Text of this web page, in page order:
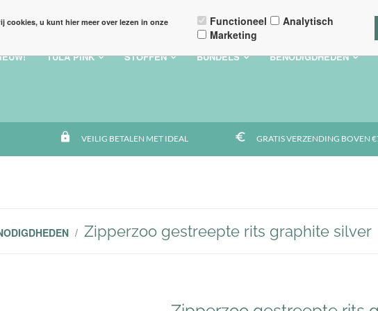
TULA PINK STOFFEN BUNDELS BENODIGDHEDEN
https VEILIG BETALEN MET IDEAL euro_symbol GRATIS VERZENDING BOVEN
/ Zipperzoo gestreepte rits graphite silver
cookies, u kunt hier meer over lezen in onze
Functioneel
Analytisch
Marketing